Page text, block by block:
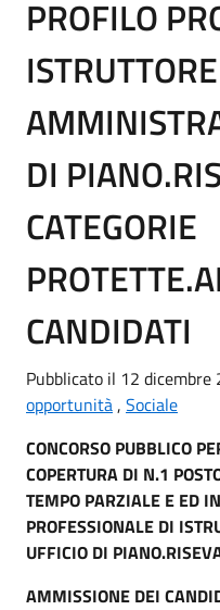
PROFILO
ISTRUTTORE
DI
CATEGORIE
CANDIDATI
Pubblicato il 12 dicembre
opportunità, Sociale
CONCORSO PUBBLICO
COPERTURA DI N.1
TEMPO PARZIALE E ED
PROFESSIONALE DI
UFFICIO DI
AMMISSIONE DEI